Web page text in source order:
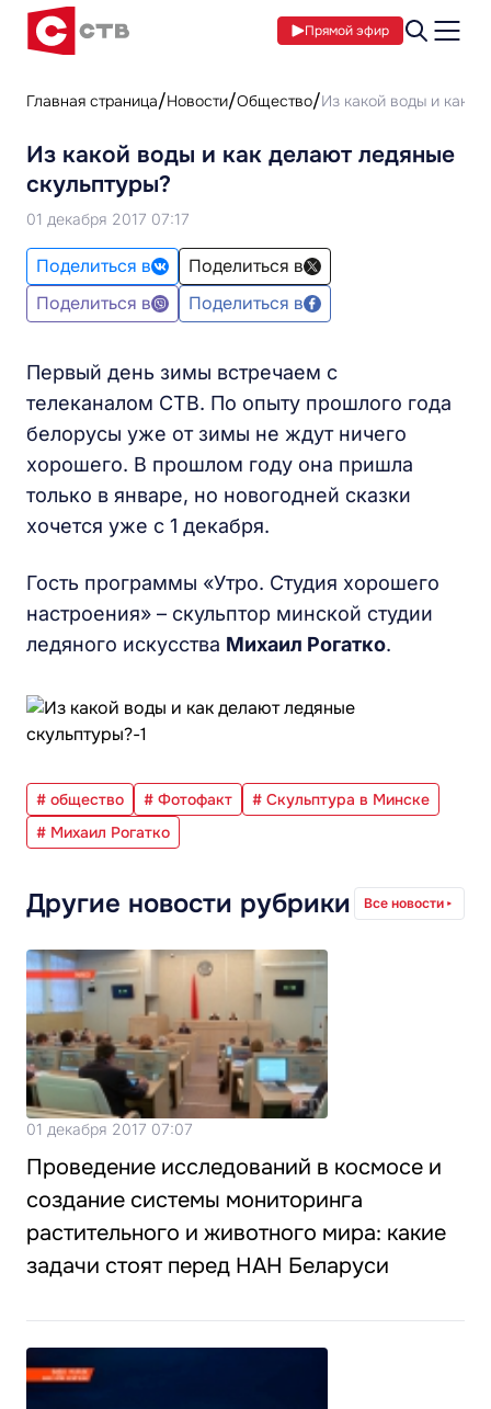
Прямой эфир
Главная страница Новости Общество Из какой воды и как
Из какой воды и как делают ледяные
скульптуры?
01 декабря 2017 07:17
Поделиться в
Поделиться в
Поделиться в
Поделиться в
Первый день зимы встречаем с
телеканалом СТВ. По опыту прошлого года
белорусы уже от зимы не ждут ничего
хорошего. В прошлом году она пришла
только в январе, но новогодней сказки
хочется уже с 1 декабря.
Гость программы «Утро. Студия хорошего
настроения» – скульптор минской студии
ледяного искусства Михаил Рогатко.
# общество # Фотофакт
# Скульптура в Минске
# Михаил Рогатко
Другие новости рубрики Все новости
01 декабря 2017 07:07
Проведение исследований в космосе и
создание системы мониторинга
растительного и животного мира: какие
задачи стоят перед НАН Беларуси